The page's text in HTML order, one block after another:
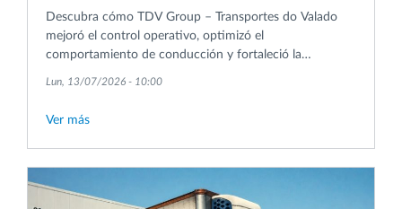
Descubra cómo TDV Group – Transportes do Valado
mejoró el control operativo, optimizó el
comportamiento de conducción y fortaleció la
Lun, 13/07/2026 - 10:00
Ver más